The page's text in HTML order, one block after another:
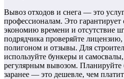
Вывоз отходов и снега — это
профессионалам. Это гарантирует
экономию времени и отсутствие
подрядчика проверяйте
полигоном и отзывы. Для
используйте бункеры и
регулярным вывозом.
заранее — это дешевле, чем